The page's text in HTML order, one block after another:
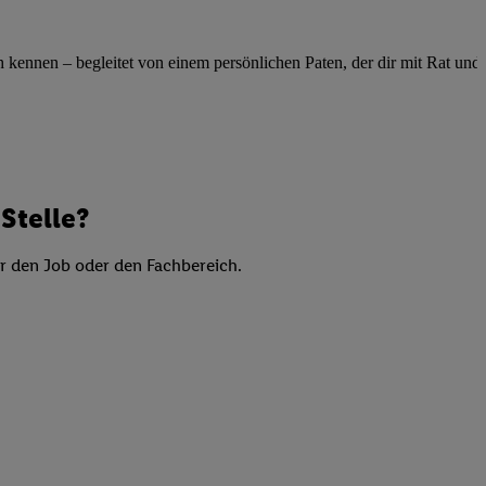
– begleitet von einem persönlichen Paten, der dir mit Rat und
Job oder den Fachbereich.
von
Verwendung